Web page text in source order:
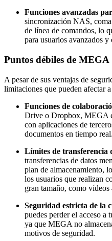
Funciones avanzadas
sincronización NAS,
de línea de comandos, lo
para usuarios avanzados y
Puntos débiles de MEGA
A pesar de sus ventajas de
limitaciones que pueden afectar
Funciones de
Drive o Dropbox, MEGA
con aplicaciones de
documentos en tiempo real.
Límites de transferencia
transferencias de datos
plan de almacenamiento,
los usuarios que realizan
gran tamaño, como
Seguridad estricta de la
puedes perder el acceso a
ya que MEGA no
motivos de seguridad.